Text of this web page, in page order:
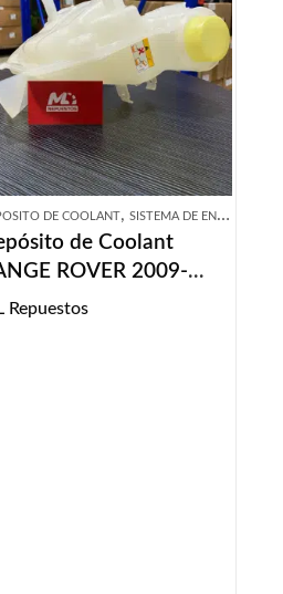
DE COOLANT, SISTEMA DE ENFRIAMIENTO
de Coolant
ROVER 2009-
Repuestos